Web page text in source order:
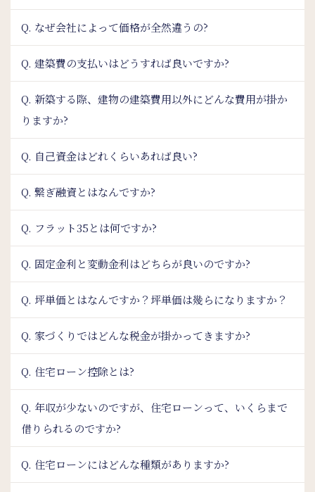
Q. なぜ会社によって価格が全然違うの?
Q. 建築費の支払いはどうすれば良いですか?
Q. 新築する際、建物の建築費用以外にどんな費用が掛か
りますか?
Q. 自己資金はどれくらいあれば良い?
Q. 繋ぎ融資とはなんですか?
Q. フラット35とは何ですか?
Q. 固定金利と変動金利はどちらが良いのですか?
Q. 坪単価とはなんですか？坪単価は幾らになりますか？
Q. 家づくりではどんな税金が掛かってきますか?
Q. 住宅ローン控除とは?
Q. 年収が少ないのですが、住宅ローンって、いくらまで
借りられるのですか?
Q. 住宅ローンにはどんな種類がありますか?